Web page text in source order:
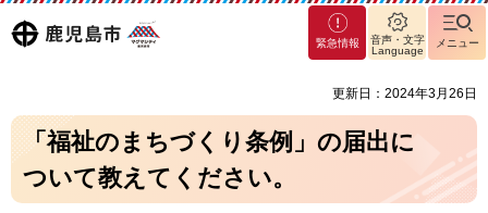
鹿児島
マグ
マシ
緊急情報
音声・文字
Language
メニュー
更新日：2024年3月26日
「福祉のまちづくり条例」の届出に
ついて教えてください。